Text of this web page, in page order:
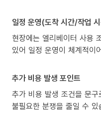
일정 운영(도착 시간/작업
현장에는 엘리베이터 사용
있어 일정 운영이 체계적이
추가 비용 발생 포인트
추가 비용 발생 조건을 문
불필요한 분쟁을 줄일 수 있